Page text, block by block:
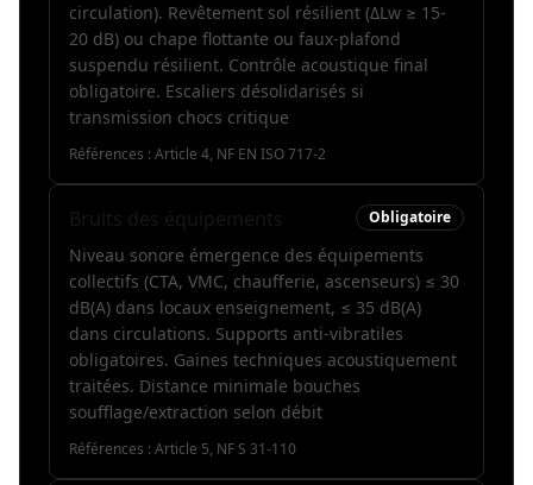
circulation). Revêtement sol résilient (ΔLw ≥ 15-
20 dB) ou chape flottante ou faux-plafond
suspendu résilient. Contrôle acoustique final
obligatoire. Escaliers désolidarisés si
transmission chocs critique
Références : Article 4, NF EN ISO 717-2
Obligatoire
Niveau sonore émergence des équipements
collectifs (CTA, VMC, chaufferie, ascenseurs) ≤ 30
dB(A) dans locaux enseignement, ≤ 35 dB(A)
dans circulations. Supports anti-vibratiles
obligatoires. Gaines techniques acoustiquement
traitées. Distance minimale bouches
soufflage/extraction selon débit
Références : Article 5, NF S 31-110